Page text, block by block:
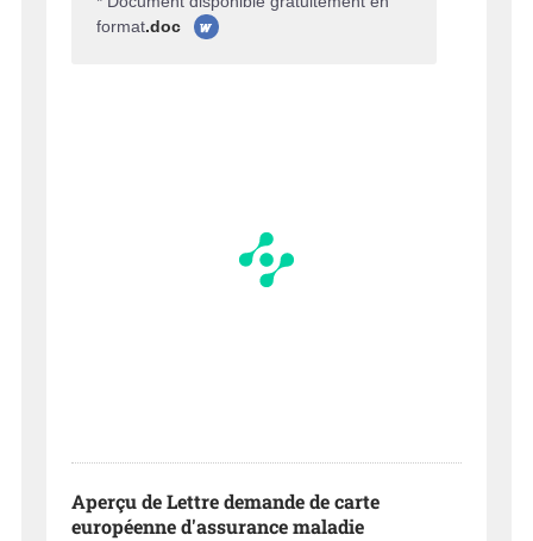
format.doc
Aperçu de Lettre demande de carte
européenne d'assurance maladie